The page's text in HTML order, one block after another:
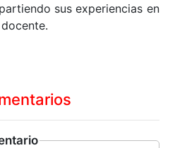
sus experiencias en